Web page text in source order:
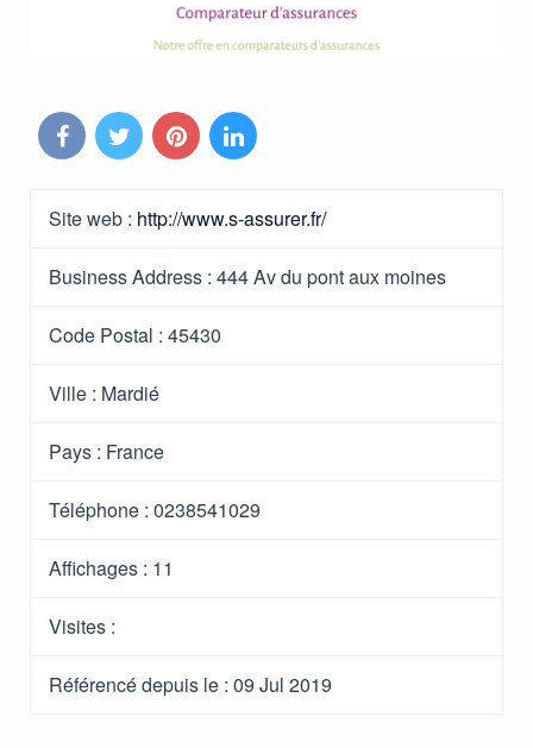
Site web : http://www.s-assurer.fr/
Business Address : 444 Av du pont aux moines
Code Postal : 45430
Ville : Mardié
Pays : France
Téléphone : 0238541029
Affichages : 11
Visites :
Référencé depuis le : 09 Jul 2019